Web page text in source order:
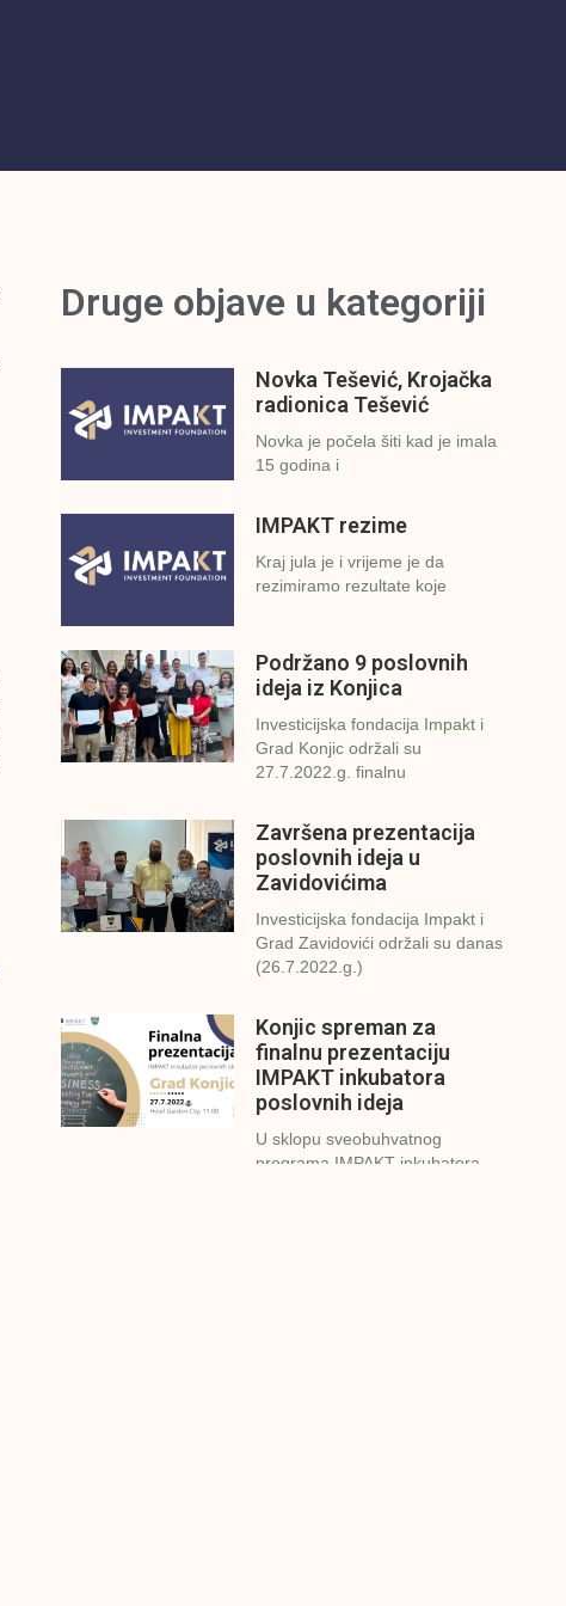
Druge objave u kategoriji
Novka Tešević, Krojačka
radionica Tešević
Novka je počela šiti kad je imala
15 godina i
IMPAKT rezime
Kraj jula je i vrijeme je da
rezimiramo rezultate koje
Podržano 9 poslovnih
ideja iz Konjica
Investicijska fondacija Impakt i
Grad Konjic održali su
27.7.2022.g. finalnu
Završena prezentacija
poslovnih ideja u
Zavidovićima
Investicijska fondacija Impakt i
Grad Zavidovići održali su danas
(26.7.2022.g.)
Konjic spreman za
finalnu prezentaciju
IMPAKT inkubatora
poslovnih ideja
U sklopu sveobuhvatnog
programa IMPAKT inkubatora